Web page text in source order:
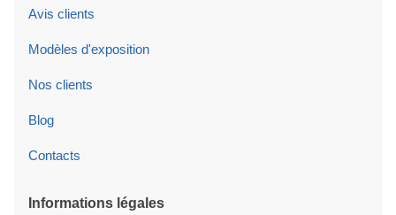
Avis clients
Modèles d'exposition
Nos clients
Blog
Contacts
Informations légales